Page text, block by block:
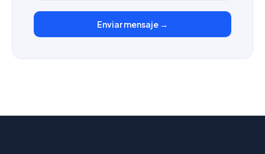
Enviar mensaje →